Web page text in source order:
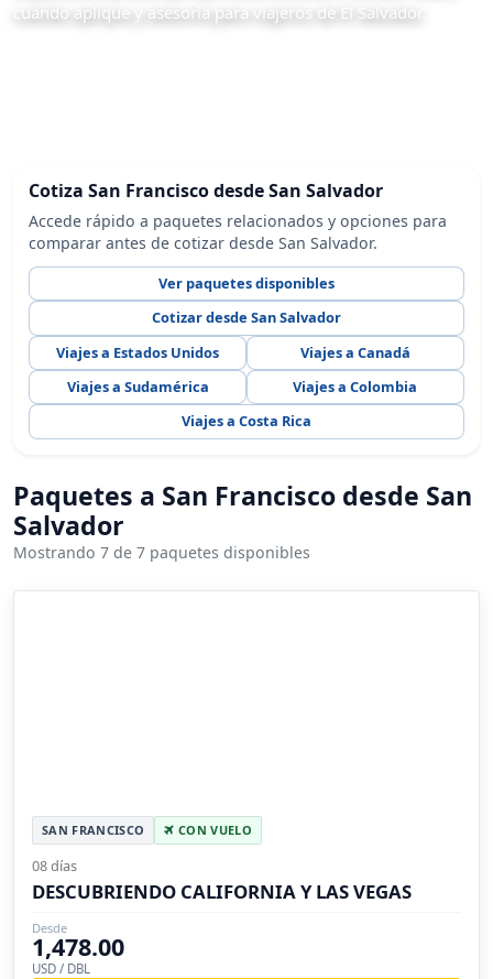
cuando aplique y asesoría para viajeros de El Salvador.
Cotiza San Francisco desde San Salvador
Accede rápido a paquetes relacionados y opciones para
comparar antes de cotizar desde San Salvador.
Ver paquetes disponibles
Cotizar desde San Salvador
Viajes a Estados Unidos
Viajes a Canadá
Viajes a Sudamérica
Viajes a Colombia
Viajes a Costa Rica
Paquetes a San Francisco desde San
Salvador
Mostrando 7 de 7 paquetes disponibles
SAN FRANCISCO CON VUELO
08 días
DESCUBRIENDO CALIFORNIA Y LAS VEGAS
Desde
1,478.00
USD / DBL